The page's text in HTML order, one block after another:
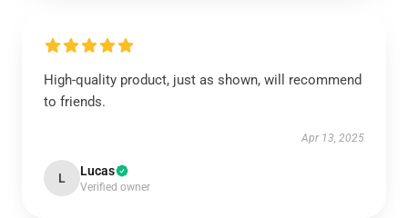
High-quality product, just as shown, will recommend
to friends.
Apr 13, 2025
L Lucas
Verified owner